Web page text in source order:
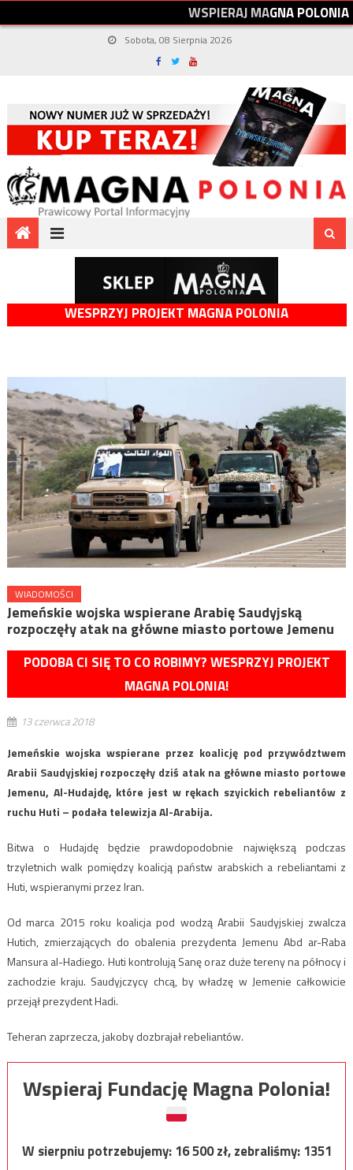
WSPIERAJMAGNAPOLONIA
Sobota, 08 Sierpnia 2026
WESPRZYJ PROJEKT MAGNA POLONIA
WIADOMOŚCI
Jemeńskie wojska wspierane Arabię Saudyjską
rozpoczęły atak na główne miasto portowe Jemenu
PODOBA CI SIĘ TO CO ROBIMY? WESPRZYJ PROJEKT
MAGNA POLONIA!
13 czerwca 2018
Jemeńskie wojska wspierane przez koalicję pod przywództwem
Arabii Saudyjskiej rozpoczęły dziś atak na główne miasto portowe
Jemenu, Al-Hudajdę, które jest w rękach szyickich rebeliantów z
ruchu Huti – podała telewizja Al-Arabija.
Bitwa o Hudajdę będzie prawdopodobnie największą podczas
trzyletnich walk pomiędzy koalicją państw arabskich a rebeliantami z
Huti, wspieranymi przez Iran.
Od marca 2015 roku koalicja pod wodzą Arabii Saudyjskiej zwalcza
Hutich, zmierzających do obalenia prezydenta Jemenu Abd ar-Raba
Mansura al-Hadiego. Huti kontrolują Sanę oraz duże tereny na północy i
zachodzie kraju. Saudyjczycy chcą, by władzę w Jemenie całkowicie
przejął prezydent Hadi.
Teheran zaprzecza, jakoby dozbrajał rebeliantów.
Wspieraj Fundację Magna Polonia!
W sierpniu potrzebujemy:16 500zł, zebraliśmy:1351